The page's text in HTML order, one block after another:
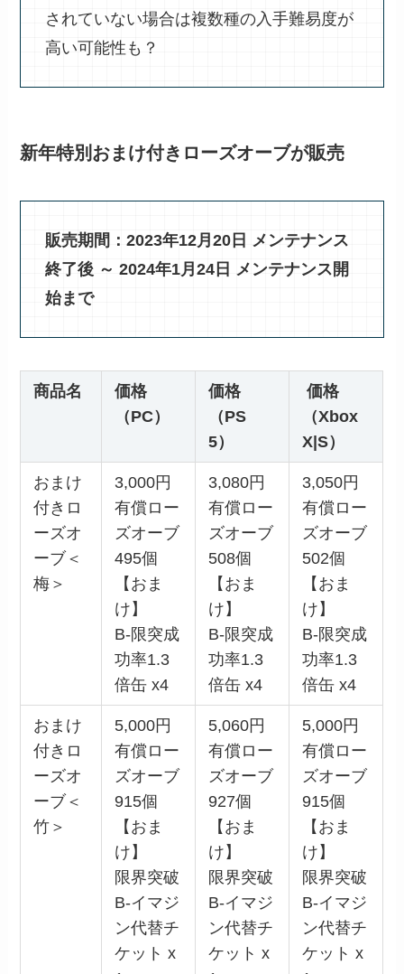
されていない場合は複数種の入手難易度が
高い可能性も？
新年特別おまけ付きローズオーブが販売
販売期間：2023年12月20日 メンテナンス
終了後 ～ 2024年1月24日 メンテナンス開
始まで
商品名
価格
（PC）
価格
（PS
5）
価格
（Xbox
X|S）
おまけ
付きロ
ーズオ
ーブ＜
梅＞
3,000円
有償ロー
ズオーブ
495個
【おま
け】
B-限突成
功率1.3
倍缶 x4
3,080円
有償ロー
ズオーブ
508個
【おま
け】
B-限突成
功率1.3
倍缶 x4
3,050円
有償ロー
ズオーブ
502個
【おま
け】
B-限突成
功率1.3
倍缶 x4
おまけ
付きロ
ーズオ
ーブ＜
竹＞
5,000円
有償ロー
ズオーブ
915個
【おま
け】
限界突破
B-イマジ
ン代替チ
ケット x
5,060円
有償ロー
ズオーブ
927個
【おま
け】
限界突破
B-イマジ
ン代替チ
ケット x
5,000円
有償ロー
ズオーブ
915個
【おま
け】
限界突破
B-イマジ
ン代替チ
ケット x